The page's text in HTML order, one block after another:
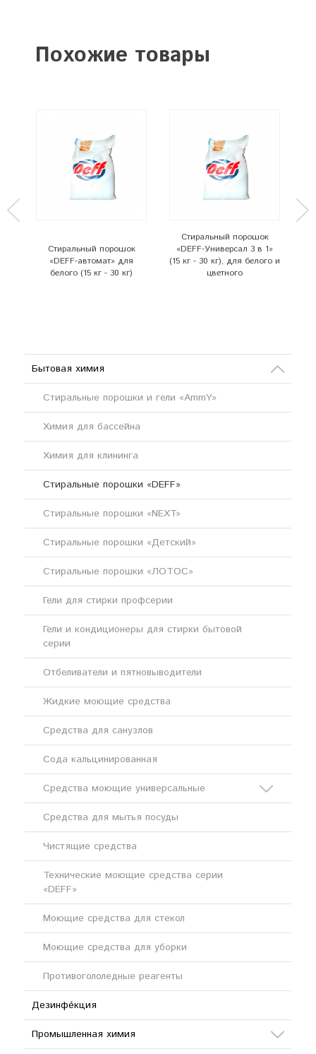
Похожие товары
Стиральный порошок
«DEFF-автомат» для
белого (15 кг - 30 кг)
Стиральный порошок
«DEFF-Универсал 3 в 1»
(15 кг - 30 кг), для белого и
цветного
Бытовая химия
Стиральные порошки и гели «AmmY»
Химия для бассейна
Химия для клининга
Стиральные порошки «DEFF»
Стиральные порошки «NEXT»
Стиральные порошки «Детский»
Стиральные порошки «ЛОТОС»
Гели для стирки профсерии
Гели и кондиционеры для стирки бытовой
серии
Отбеливатели и пятновыводители
Жидкие моющие средства
Средства для санузлов
Сода кальцинированная
Средства моющие универсальные
Кислотные моющие средства
Щелочные моющие средства
Средства для мытья посуды
Чистящие средства
Технические моющие средства серии
«DEFF»
Моющие средства для стекол
Моющие средства для уборки
Противогололедные реагенты
Дезинфе́кция
Промышленная химия